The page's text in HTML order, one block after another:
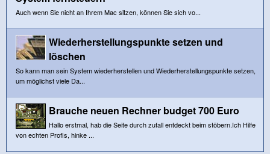
Auch wenn Sie nicht an Ihrem Mac sitzen, können Sie sich vo...
Wiederherstellungspunkte setzen und
löschen
So kann man sein System wiederherstellen und Wiederherstellungspunkte setzen,
um möglichst viele Da...
Brauche neuen Rechner budget 700 Euro
Hallo erstmal, hab die Seite durch zufall entdeckt beim stöbern.Ich Hilfe
von echten Profis, hinke ...